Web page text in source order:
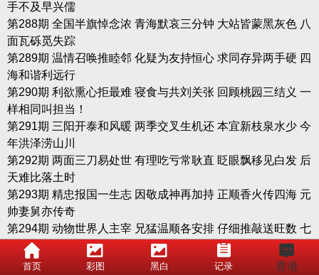
手不及早兴儒
第288期 全国半旗悼念浓 青海默哀三分钟 大站皆蒙黑灰色 八
面瓦砾觅失踪
第289期 温情召唤推睦邻 化疑为友持恒心 求同存异两手硬 四
海和谐利远行
第290期 利欲熏心拒最难 寝食与共刘关张 回顾桃园三结义 一
样相同叫担当！
第291期 三阳开泰和风暖 两季交叉生机还 本宜新枝泉水少 今
年洪泽涝山川
第292期 两面三刀易处世 有理吃亏常耿直 眨眼飘移见白发 后
天难比落土时
第293期 精忠报国一生志 因敬成神再加持 正顺香火传四海 元
帅妻舅亦传奇
第294期 动物世界人主宰 兄猛温顺各安排 仔细推敲送旺数 七
彩纷腾一定开
第295期 郁郁葱葱如拱墙 车前日影穿梭忙 二五前后可计算 前
首页 彩图 黑白 记录 香港